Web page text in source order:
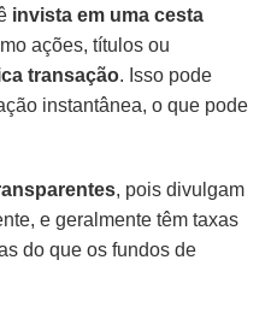
invista em uma cesta
ações, títulos ou
transação. Isso pode
instantânea, o que pode
, pois divulgam
e geralmente têm taxas
do que os fundos de